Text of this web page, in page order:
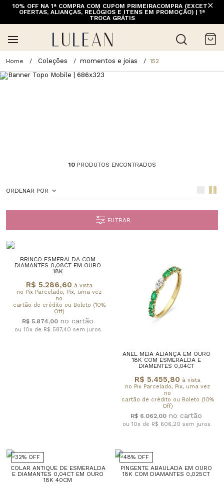
10% OFF NA 1ª COMPRA COM CUPOM PRIMEIRACOMPRA (EXCETO
OFERTAS, ALIANÇAS, RELÓGIOS E ITENS EM PROMOÇÃO) | 1ª
TROCA GRÁTIS
Coleções momentos e joias 152
10PRODUTOS ENCONTRADOS
ORDENAR POR
FILTRAR
BRINCO ESMERALDA COM
DIAMANTES 0,08CT EM OURO
18K
R$ 5.286,60 à vista
no Pix Parcelado, Pix, uma vez
no
cartão de crédito ou Boleto (10%
Off)
R$ 5.874,00
ou 10x de R$ 587,40 sem juros
ANEL MEIA ALIANÇA EM OURO
18K COM ESMERALDA E
DIAMENTES 0,04CT
R$ 5.455,80 à vista
no Pix Parcelado, Pix, uma vez
no
cartão de crédito ou Boleto (10%
Off)
R$ 6.062,00
ou 10x de R$ 606,20 sem juros
32% OFF
COLAR ANTIQUE DE ESMERALDA
E DIAMANTES 0,04CT EM OURO
18K 40CM
48% OFF
PINGENTE ABAULADA EM OURO
18K COM DIAMANTES 0,025CT